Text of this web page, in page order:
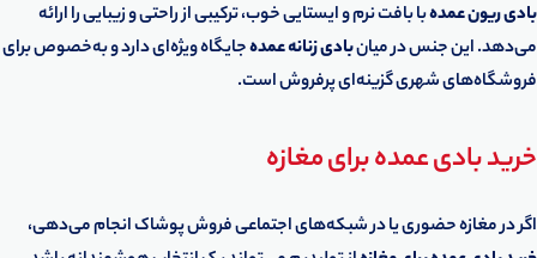
بادی ریون عمدهبا بافت نرم و ایستایی خوب، ترکیبی از راحتی و زیبایی را ارائه
می‌دهد. این جنس در میانبادی زنانه عمدهجایگاه ویژه‌ای دارد و به‌خصوص برای
فروشگاه‌های شهری گزینه‌ای پرفروش است.
خرید بادی عمده برای مغازه
اگر در مغازه حضوری یا در شبکه‌های اجتماعی فروش پوشاک انجام می‌دهی،